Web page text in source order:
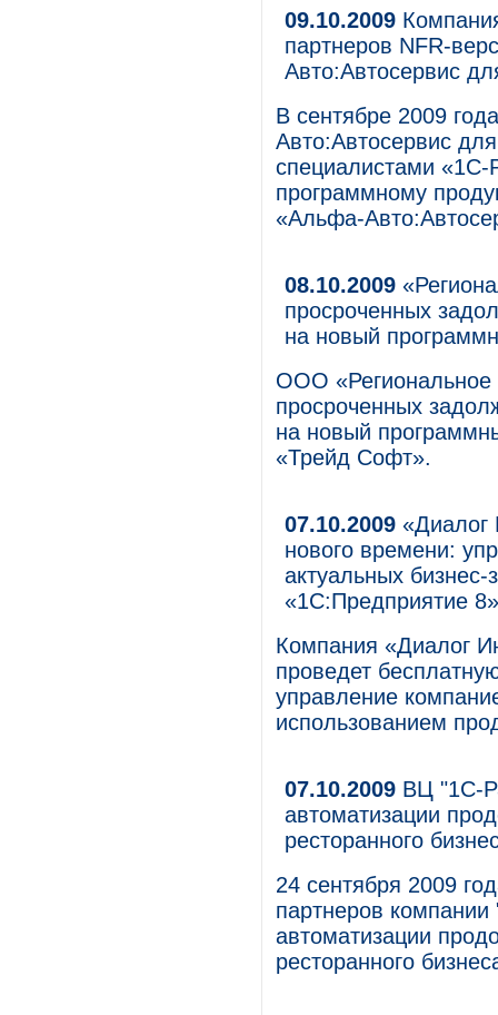
09.10.2009
партнеров NFR-
Авто:Автосервис
В сентябре 2009
Авто:Автосервис
специалистами «1С-
программному
«Альфа-
08.10.2009
просроченных
на новый
ООО «Региональное
просроченных
на новый
«Трейд Софт».
07.10.2009 «Диалог
нового времени:
актуальных
«1С:Предприятие 8»
Компания «Диалог
проведет
управление
использованием
07.10.2009 ВЦ "1С-
автоматизации
ресторанного
24 сентября 2009
партнеров
автоматизации
ресторанного